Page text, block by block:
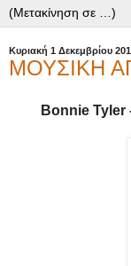
Κυριακή 1 Δεκεμβρίου
ΜΟΥΣΙΚΗ
Bonnie Tyler